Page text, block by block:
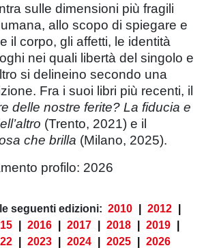
sulle dimensioni più fragili
allo scopo di spiegare e
il corpo, gli affetti, le identità
nei quali libertà del singolo e
si delineino secondo una
Fra i suoi libri più recenti, il
delle nostre ferite? La fiducia e
(Trento, 2021) e il
che brilla (Milano, 2025).
profilo: 2026
seguenti edizioni: 2010 2012
2016 2017 2018 2019
2023 2024 2025 2026